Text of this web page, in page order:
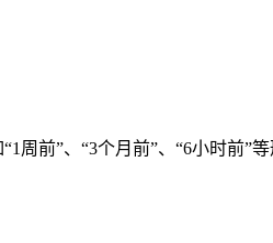
前”、“3个月前”、“6小时前”